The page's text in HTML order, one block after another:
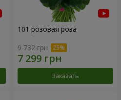
101 розовая роза
9 732 грн
Заказать